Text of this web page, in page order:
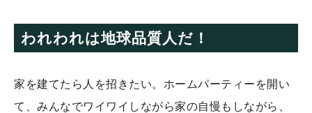
われわれは地球品質人だ！
家を建てたら人を招きたい。ホームパーティーを開い
て、みんなでワイワイしながら家の自慢もしながら、